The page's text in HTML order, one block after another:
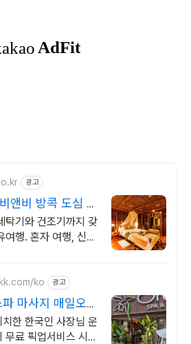
광고
앤비 방콕 도심 속
탁기와 건조기까지 갖
행. 혼자 여행, 신나
ko 광고
마사지 매일오전
한 한국인 사장님 운
료 픽업서비스 시그